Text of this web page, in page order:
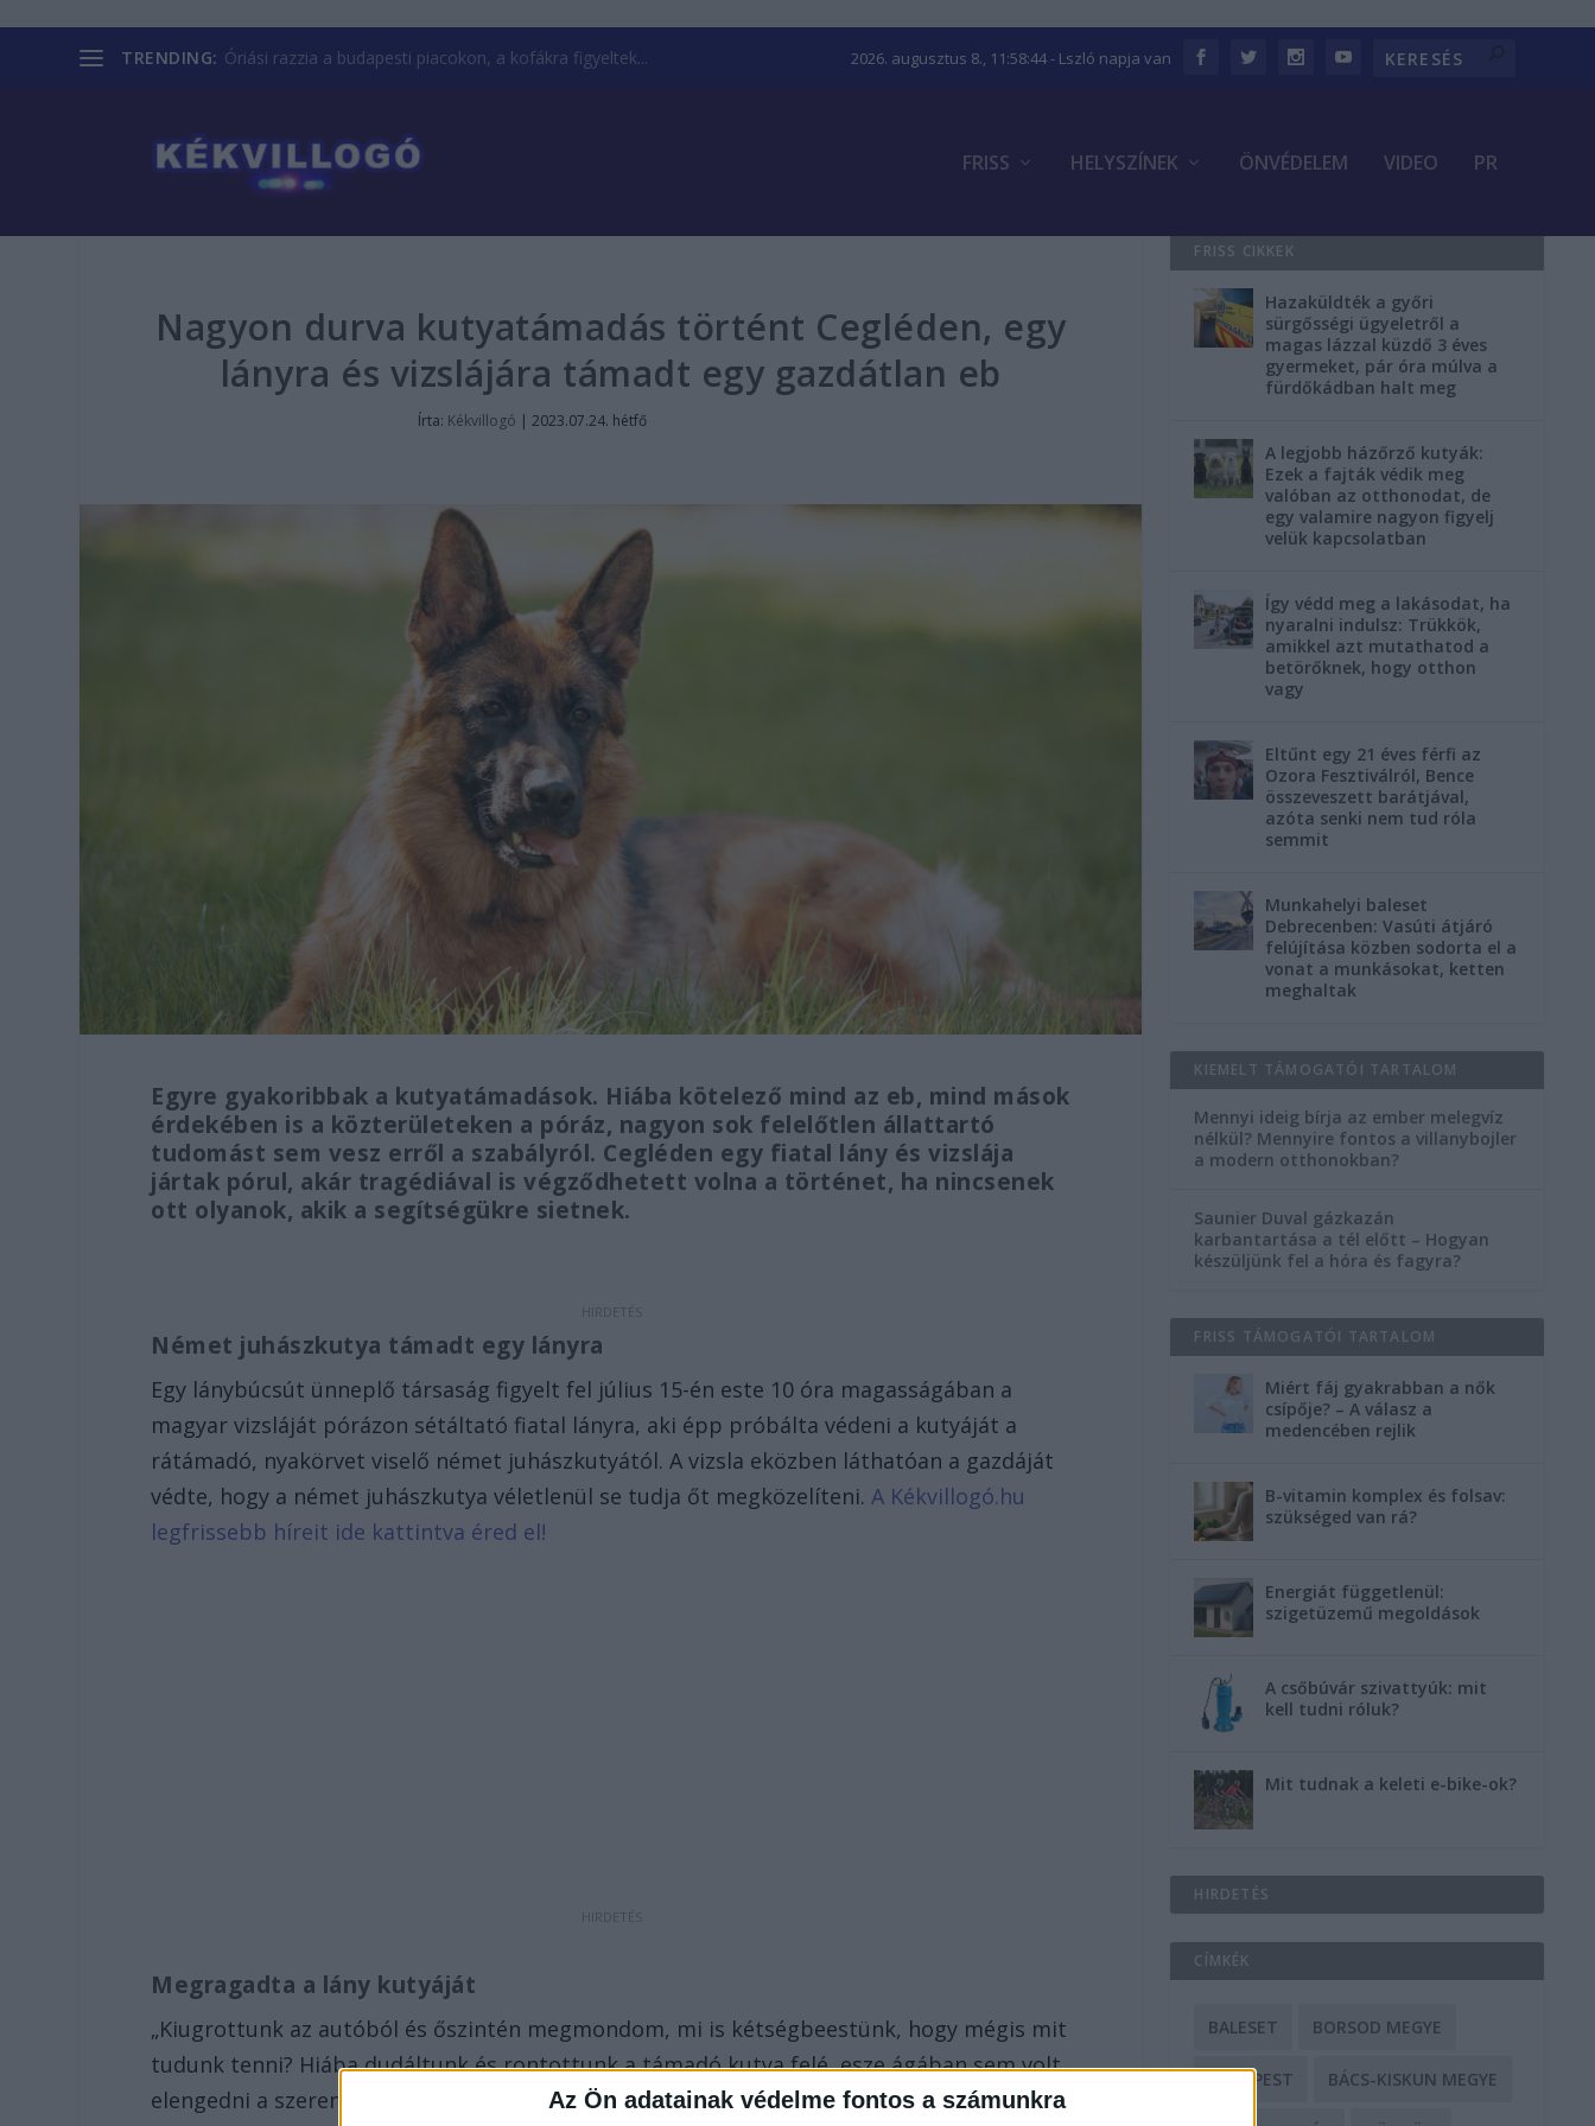
Az Ön adatainak védelme fontos a számunkra
TRENDING: Óriási razzia a budapesti piacokon, a kofákra figyeltek... 2026. augusztus 8., 11:58:45- Lszló napja van
FRISS HELYSZÍNEK ÖNVÉDELEM VIDEO PR
Nagyon durva kutyatámadás történt Cegléden, egy
lányra és vizslájára támadt egy gazdátlan eb
Írta: Kékvillogó | 2023.07.24. hétfő
Egyre gyakoribbak a kutyatámadások. Hiába kötelező mind az eb, mind mások
érdekében is a közterületeken a póráz, nagyon sok felelőtlen állattartó
tudomást sem vesz erről a szabályról. Cegléden egy fiatal lány és vizslája
jártak pórul, akár tragédiával is végződhetett volna a történet, ha nincsenek
ott olyanok, akik a segítségükre sietnek.
Német juhászkutya támadt egy lányra
Egy lánybúcsút ünneplő társaság figyelt fel július 15-én este 10 óra magasságában a
magyar vizsláját pórázon sétáltató fiatal lányra, aki épp próbálta védeni a kutyáját a
rátámadó, nyakörvet viselő német juhászkutyától. A vizsla eközben láthatóan a gazdáját
védte, hogy a német juhászkutya véletlenül se tudja őt megközelíteni.A Kékvillogó.hu
legfrissebb híreit ide kattintva éred el!
Megragadta a lány kutyáját
„Kiugrottunk az autóból és őszintén megmondom, mi is kétségbeestünk, hogy mégis mit
tudunk tenni? Hiába dudáltunk és rontottunk a támadó kutya felé, esze ágában sem volt
elengedni a szerencsétlen vizslát.” –
mondta ela Metropolnak Budavári-Németh Krisztina.
FRISS CIKKEK
Hazaküldték a győri
sürgősségi ügyeletről a
magas lázzal küzdő 3 éves
gyermeket, pár óra múlva a
fürdőkádban halt meg
A legjobb házőrző kutyák:
Ezek a fajták védik meg
valóban az otthonodat, de
egy valamire nagyon figyelj
velük kapcsolatban
Így védd meg a lakásodat, ha
nyaralni indulsz: Trükkök,
amikkel azt mutathatod a
betörőknek, hogy otthon
vagy
Eltűnt egy 21 éves férfi az
Ozora Fesztiválról, Bence
összeveszett barátjával,
azóta senki nem tud róla
semmit
Munkahelyi baleset
Debrecenben: Vasúti átjáró
felújítása közben sodorta el a
vonat a munkásokat, ketten
meghaltak
KIEMELT TÁMOGATÓI TARTALOM
Mennyi ideig bírja az ember melegvíz
nélkül? Mennyire fontos a villanybojler
a modern otthonokban?
Saunier Duval gázkazán
karbantartása a tél előtt – Hogyan
készüljünk fel a hóra és fagyra?
FRISS TÁMOGATÓI TARTALOM
Miért fáj gyakrabban a nők
csípője? – A válasz a
medencében rejlik
B-vitamin komplex és folsav:
szükséged van rá?
Energiát függetlenül:
szigetüzemű megoldások
A csőbúvár szivattyúk: mit
kell tudni róluk?
Mit tudnak a keleti e-bike-ok?
HIRDETÉS
CÍMKÉK
BALESET BORSOD MEGYE
BUDAPEST BÁCS-KISKUN MEGYE